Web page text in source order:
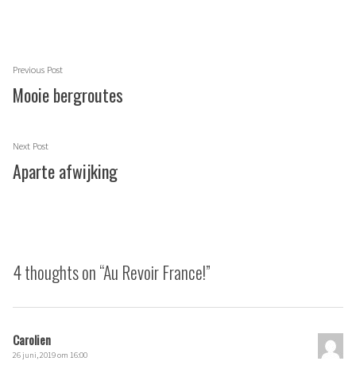
Berichtnavigatie
Previous PostPrevious
Mooie bergroutes
Next PostNext
post:
Aparte afwijking
4 thoughts on “Au Revoir France!”
Carolien
26 juni, 2019 om 16:00